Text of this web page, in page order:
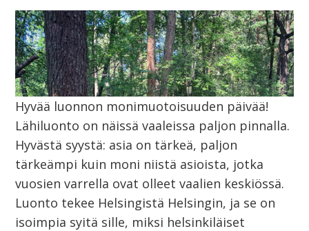
Hyvää luonnon monimuotoisuuden päivää!
Lähiluonto on näissä vaaleissa paljon pinnalla.
Hyvästä syystä: asia on tärkeä, paljon
tärkeämpi kuin moni niistä asioista, jotka
vuosien varrella ovat olleet vaalien keskiössä.
Luonto tekee Helsingistä Helsingin, ja se on
isoimpia syitä sille, miksi helsinkiläiset